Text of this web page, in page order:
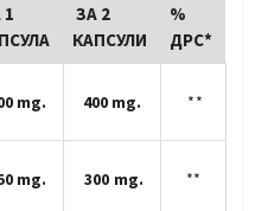
1
ЗА 2
КАПСУЛИ
%
ДРС*
mg. 400 mg. **
mg. 300 mg. **